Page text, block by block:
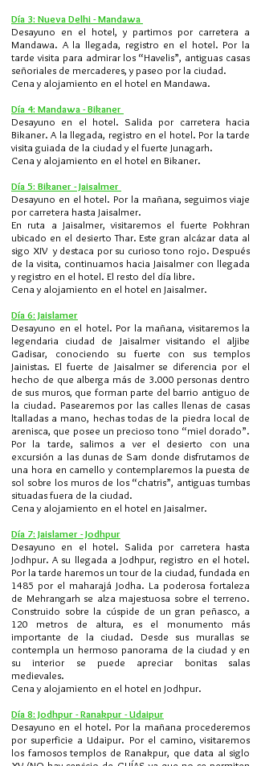
Día 3: Nueva Delhi - Mandawa
Desayuno en el hotel, y partimos por carretera a
Mandawa. A la llegada, registro en el hotel. Por la
tarde visita para admirar los “Havelis”, antiguas casas
señoriales de mercaderes, y paseo por la ciudad.
Cena y alojamiento en el hotel en Mandawa.
Día 4: Mandawa - Bikaner
Desayuno en el hotel. Salida por carretera hacia
Bikaner. A la llegada, registro en el hotel. Por la tarde
visita guiada de la ciudad y el fuerte Junagarh.
Cena y alojamiento en el hotel en Bikaner.
Día 5: Bikaner - Jaisalmer
Desayuno en el hotel. Por la mañana, seguimos viaje
por carretera hasta Jaisalmer.
En ruta a Jaisalmer, visitaremos el fuerte Pokhran
ubicado en el desierto Thar. Este gran alcázar data al
sigo XIV y destaca por su curioso tono rojo. Después
de la visita, continuamos hacia Jaisalmer con llegada
y registro en el hotel. El resto del día libre.
Cena y alojamiento en el hotel en Jaisalmer.
Día 6: Jaislamer
Desayuno en el hotel. Por la mañana, visitaremos la
legendaria ciudad de Jaisalmer visitando el aljibe
Gadisar, conociendo su fuerte con sus templos
Jainistas. El fuerte de Jaisalmer se diferencia por el
hecho de que alberga más de 3.000 personas dentro
de sus muros, que forman parte del barrio antiguo de
la ciudad. Pasearemos por las calles llenas de casas
ltalladas a mano, hechas todas de la piedra local de
arenisca, que posee un precioso tono “miel dorado”.
Por la tarde, salimos a ver el desierto con una
excursión a las dunas de Sam donde disfrutamos de
una hora en camello y contemplaremos la puesta de
sol sobre los muros de los “chatris”, antiguas tumbas
situadas fuera de la ciudad.
Cena y alojamiento en el hotel en Jaisalmer.
Día 7: Jaislamer - Jodhpur
Desayuno en el hotel. Salida por carretera hasta
Jodhpur. A su llegada a Jodhpur, registro en el hotel.
Por la tarde haremos un tour de la ciudad, fundada en
1485 por el maharajá Jodha. La poderosa fortaleza
de Mehrangarh se alza majestuosa sobre el terreno.
Construido sobre la cúspide de un gran peñasco, a
120 metros de altura, es el monumento más
importante de la ciudad. Desde sus murallas se
contempla un hermoso panorama de la ciudad y en
su interior se puede apreciar bonitas salas
medievales.
Cena y alojamiento en el hotel en Jodhpur.
Día 8: Jodhpur - Ranakpur - Udaipur
Desayuno en el hotel. Por la mañana procederemos
por superficie a Udaipur. Por el camino, visitaremos
los famosos templos de Ranakpur, que data al siglo